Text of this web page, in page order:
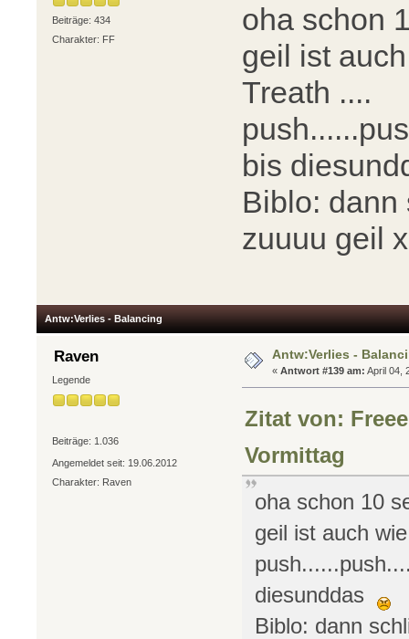
Beiträge: 434
Charakter: FF
oha schon
geil ist
Treath ....
bis
Biblo:
zuuuu geil
Antw:Verlies - Balancing
Raven
Legende
Beiträge: 1.036
Angemeldet seit: 19.06.2012
Charakter: Raven
Antw:Verlies -
«Antwort #139 am: April 04,
Zitat von:
Vormittag
oha schon 10
geil ist auch
diesunddas
Biblo: dann